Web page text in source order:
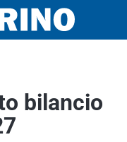
bilancio